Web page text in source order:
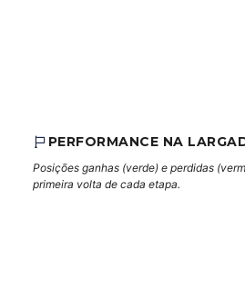
PERFORMANCE NA
Posições ganhas (verde) e perdidas
primeira volta de cada etapa.